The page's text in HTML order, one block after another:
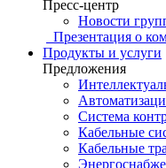
Пресс-центр
Новости
Презентация о
Продукты и услуги
Предложения
Система
Кабельные
Кабельные